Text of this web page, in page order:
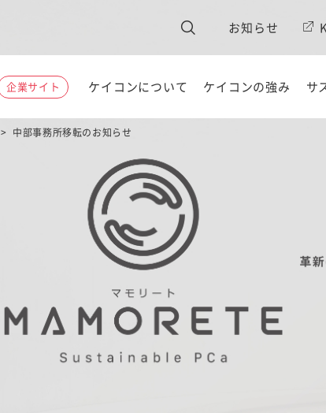
お知らせ
企業サイト ケイコンについて ケイコンの強み サ
> 中部事務所移転のお知らせ